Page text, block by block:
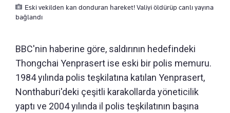
Eski vekilden kan donduran hareket! Valiyi öldürüp canlı yayına
bağlandı
BBC'nin haberine göre, saldırının hedefindeki
Thongchai Yenprasert ise eski bir polis memuru.
1984 yılında polis teşkilatına katılan Yenprasert,
Nonthaburi'deki çeşitli karakollarda yöneticilik
yaptı ve 2004 yılında il polis teşkilatının başına